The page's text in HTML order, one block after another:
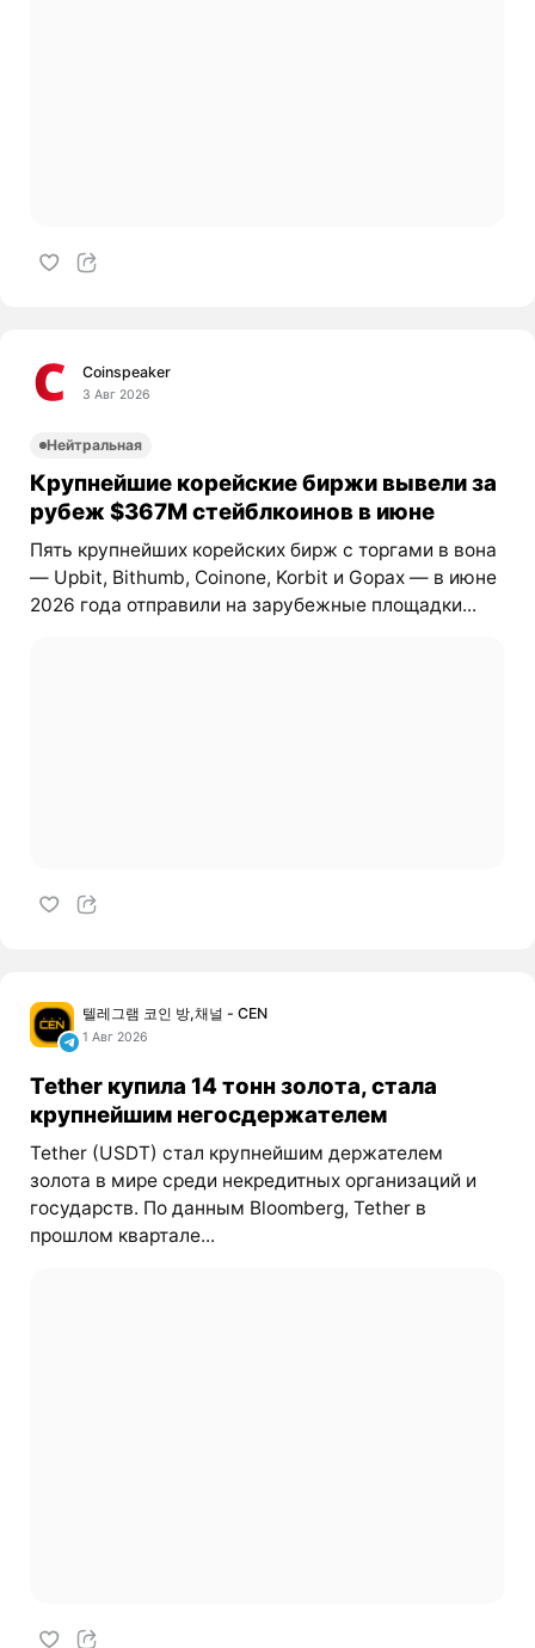
Coinspeaker
3 Авг 2026
Нейтральная
Крупнейшие корейские биржи вывели за
рубеж $367M стейблкоинов в июне
Пять крупнейших корейских бирж с торгами в вона
— Upbit, Bithumb, Coinone, Korbit и Gopax — в июне
2026 года отправили на зарубежные площадки...
텔레그램 코인 방,채널 - CEN
1 Авг 2026
Tether купила 14 тонн золота, стала
крупнейшим негосдержателем
Tether (USDT) стал крупнейшим держателем
золота в мире среди некредитных организаций и
государств. По данным Bloomberg, Tether в
прошлом квартале...